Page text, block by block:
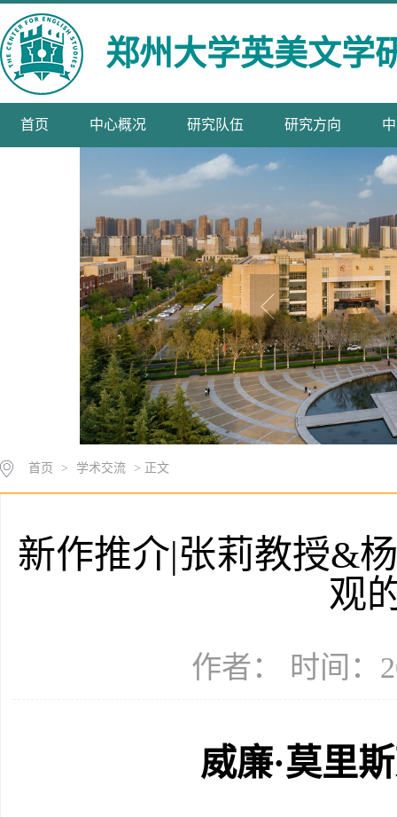
郑州大学英美文学
首页 中心概况 研究队伍 研究方向
首页 > 学术交流 > 正文
新作推介|张莉教授&
观
作者： 时间：
威廉·莫里